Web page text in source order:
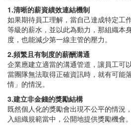
1.清晰的薪資績效連結機制
如果期待員工理解，當自己達成特定工
等級的薪水，並以此為動力，那組織本
度，也能減少第一線主管的壓力。
2.頻繁且有制度的薪酬溝通
企業應建立適當的溝通管道，讓員工可
當團隊無法取得正確資訊時，就有可能
情」的情況。
3.建立非金錢的獎勵結構
既然個人化的獎勵會出現不公平的情況
入組織規範當中，公開地提供獎勵機會。